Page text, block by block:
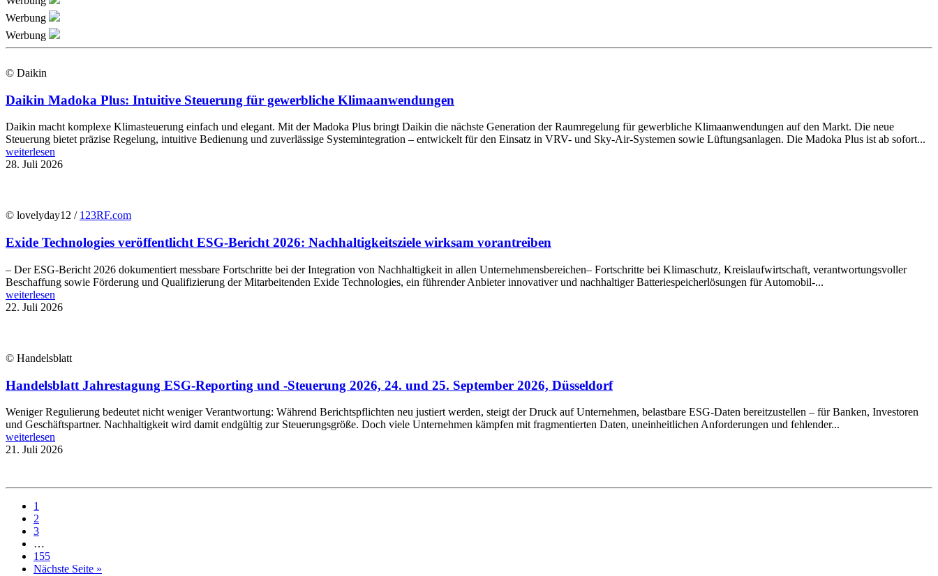
Werbung
Werbung
© Daikin
Daikin Madoka Plus: Intuitive Steuerung für gewerbliche Klimaanwendungen
Daikin macht komplexe Klimasteuerung einfach und elegant. Mit der Madoka Plus bringt Daikin die nächste Generation der Raumregelung für gewerbliche Klimaanwendungen auf den Markt. Die neue
Steuerung bietet präzise Regelung, intuitive Bedienung und zuverlässige Systemintegration – entwickelt für den Einsatz in VRV- und Sky-Air-Systemen sowie Lüftungsanlagen. Die Madoka Plus ist ab sofort...
weiterlesen
28. Juli 2026
© lovelyday12 / 123RF.com
Exide Technologies veröffentlicht ESG-Bericht 2026: Nachhaltigkeitsziele wirksam vorantreiben
– Der ESG-Bericht 2026 dokumentiert messbare Fortschritte bei der Integration von Nachhaltigkeit in allen Unternehmensbereichen– Fortschritte bei Klimaschutz, Kreislaufwirtschaft, verantwortungsvoller
Beschaffung sowie Förderung und Qualifizierung der Mitarbeitenden Exide Technologies, ein führender Anbieter innovativer und nachhaltiger Batteriespeicherlösungen für Automobil-...
weiterlesen
22. Juli 2026
© Handelsblatt
Handelsblatt Jahrestagung ESG-Reporting und -Steuerung 2026, 24. und 25. September 2026, Düsseldorf
Weniger Regulierung bedeutet nicht weniger Verantwortung: Während Berichtspflichten neu justiert werden, steigt der Druck auf Unternehmen, belastbare ESG-Daten bereitzustellen – für Banken, Investoren
und Geschäftspartner. Nachhaltigkeit wird damit endgültig zur Steuerungsgröße. Doch viele Unternehmen kämpfen mit fragmentierten Daten, uneinheitlichen Anforderungen und fehlender...
weiterlesen
21. Juli 2026
1
2
3
…
155
Nächste Seite »